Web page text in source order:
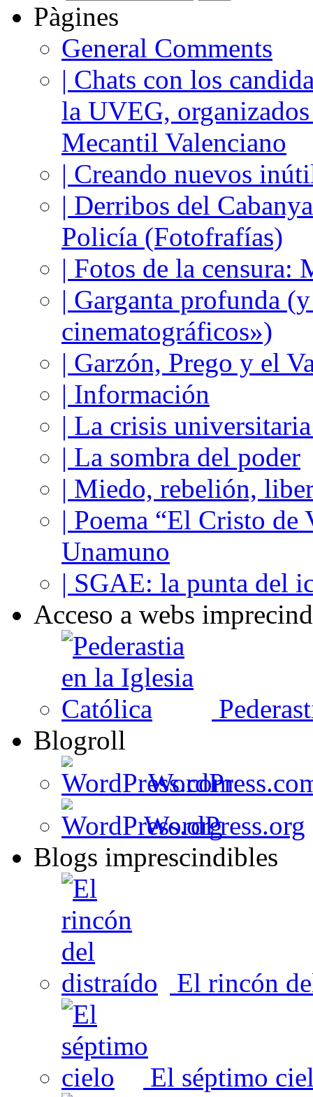
Pàgines
General Comments
| Chats con los
la UVEG,
Mecantil Valenciano
| Creando nuevos
| Derribos del
Policía (Fotofrafías)
| Fotos de la
| Garganta profunda
cinematográficos»)
| Garzón, Prego y el
| Información
| La crisis
| La sombra del poder
| Miedo, rebelión,
| Poema “El Cristo de
Unamuno
| SGAE: la punta del
Acceso a webs
Blogroll
WordPress.org
Blogs imprescindibles
El rincón
El séptimo